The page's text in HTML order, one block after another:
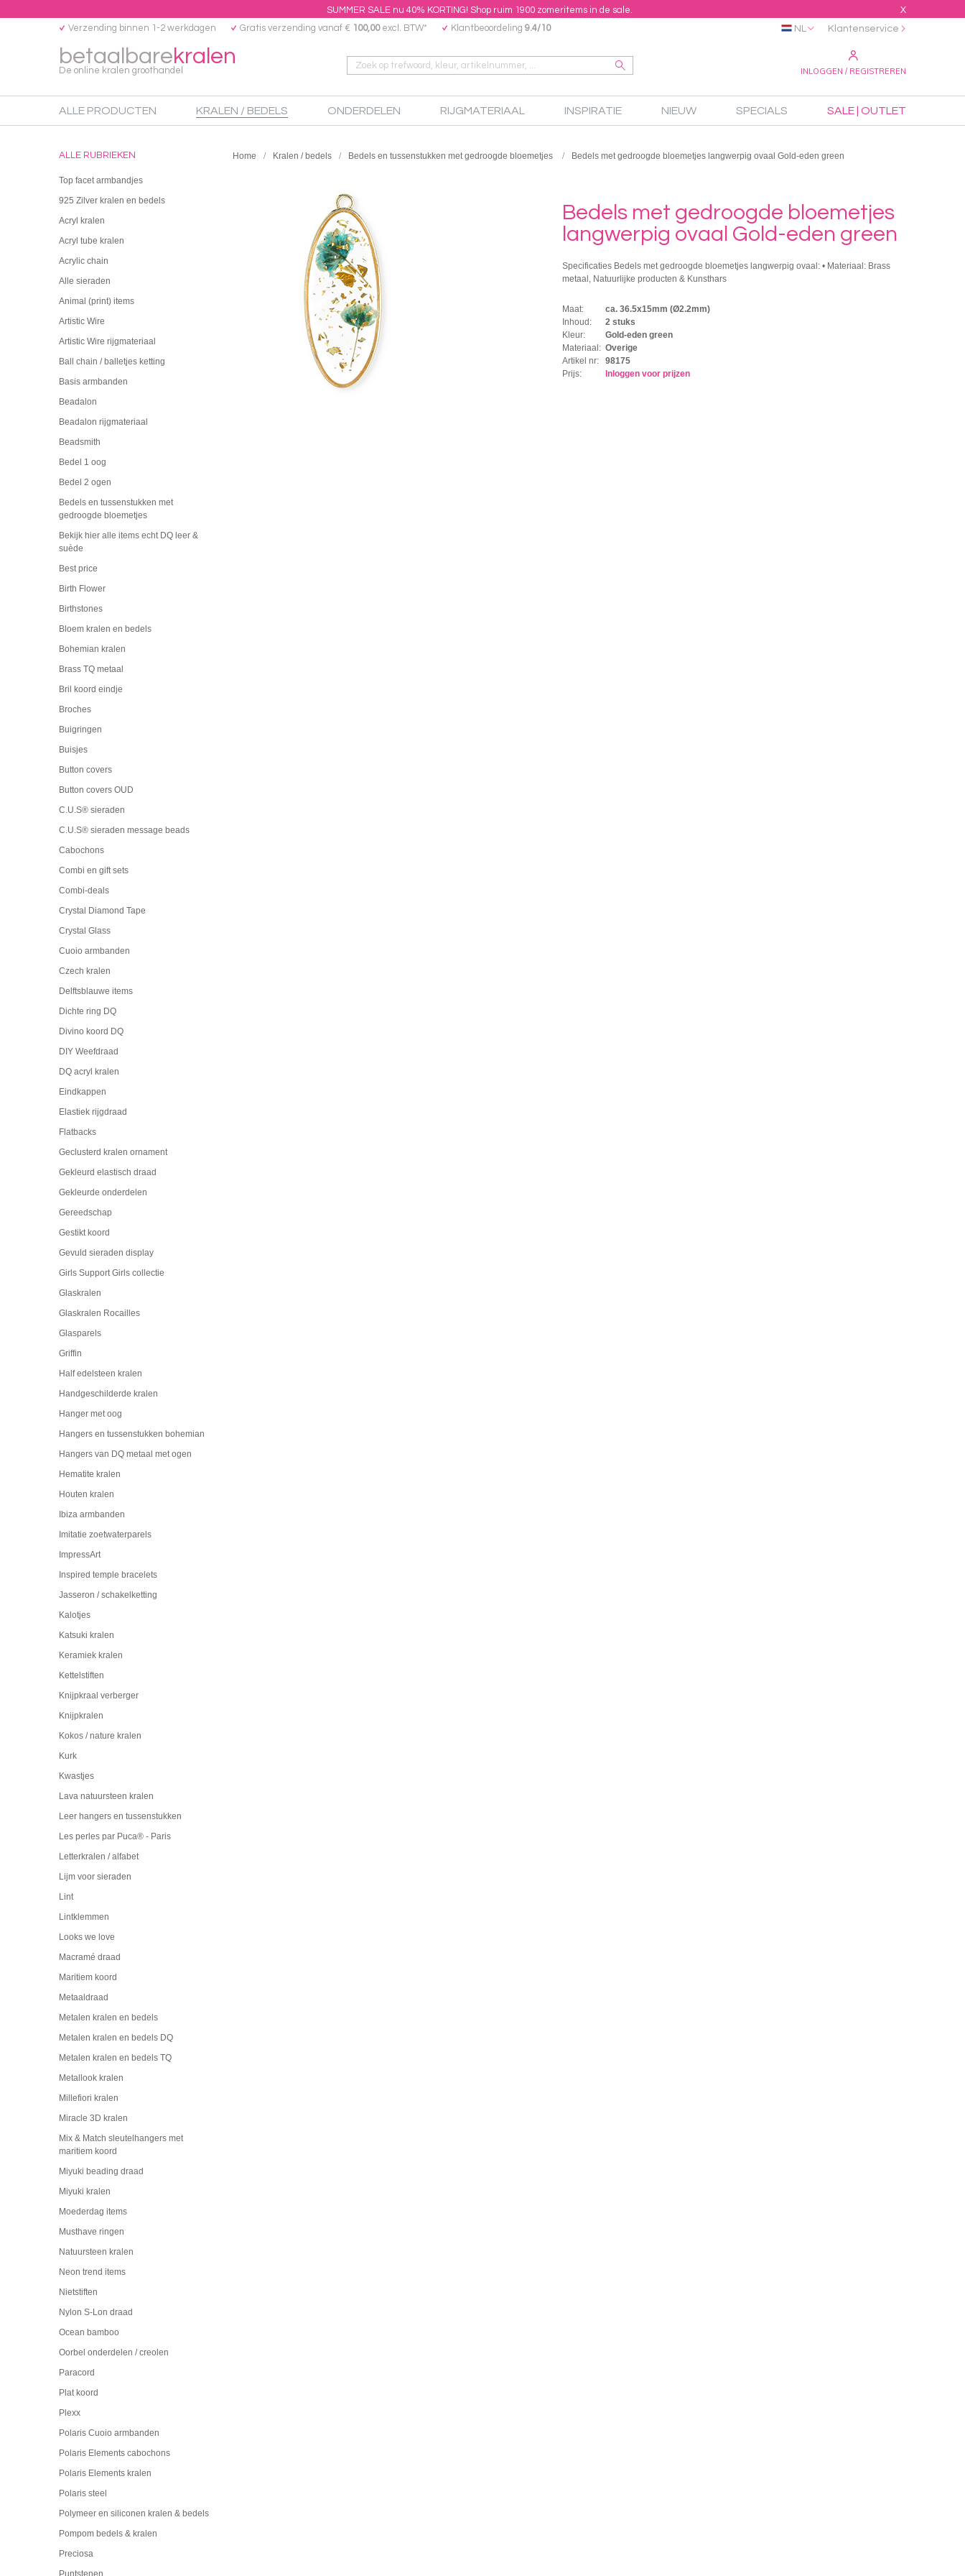
SUMMER SALE nu 40% KORTING! Shop ruim 1900 zomeritems in de sale. X
betaalbarekralen
De online kralen groothandel
Verzending binnen 1-2 werkdagen Gratis verzending vanaf € 100,00excl. BTW* Klantbeoordeling 9.4/10
INLOGGEN / REGISTREREN
NL Klantenservice
ALLE PRODUCTEN KRALEN / BEDELS ONDERDELEN RIJGMATERIAAL INSPIRATIE NIEUW SPECIALS SALE | OUTLET
ALLE RUBRIEKEN
Top facet armbandjes
925 Zilver kralen en bedels
Acryl kralen
Acryl tube kralen
Acrylic chain
Alle sieraden
Animal (print) items
Artistic Wire
Artistic Wire rijgmateriaal
Ball chain / balletjes ketting
Basis armbanden
Beadalon
Beadalon rijgmateriaal
Beadsmith
Bedel 1 oog
Bedel 2 ogen
Bedels en tussenstukken met
gedroogde bloemetjes
Bekijk hier alle items echt DQ leer &
suède
Best price
Birth Flower
Birthstones
Bloem kralen en bedels
Bohemian kralen
Brass TQ metaal
Bril koord eindje
Broches
Buigringen
Buisjes
Button covers
Button covers OUD
C.U.S® sieraden
C.U.S® sieraden message beads
Cabochons
Combi en gift sets
Combi-deals
Crystal Diamond Tape
Crystal Glass
Cuoio armbanden
Czech kralen
Delftsblauwe items
Dichte ring DQ
Divino koord DQ
DIY Weefdraad
DQ acryl kralen
Eindkappen
Elastiek rijgdraad
Flatbacks
Geclusterd kralen ornament
Gekleurd elastisch draad
Gekleurde onderdelen
Gereedschap
Gestikt koord
Gevuld sieraden display
Girls Support Girls collectie
Glaskralen
Glaskralen Rocailles
Glasparels
Griffin
Half edelsteen kralen
Handgeschilderde kralen
Hanger met oog
Hangers en tussenstukken bohemian
Hangers van DQ metaal met ogen
Hematite kralen
Houten kralen
Ibiza armbanden
Imitatie zoetwaterparels
ImpressArt
Inspired temple bracelets
Jasseron / schakelketting
Kalotjes
Katsuki kralen
Keramiek kralen
Kettelstiften
Knijpkraal verberger
Knijpkralen
Kokos / nature kralen
Kurk
Kwastjes
Lava natuursteen kralen
Leer hangers en tussenstukken
Les perles par Puca® - Paris
Letterkralen / alfabet
Lijm voor sieraden
Lint
Lintklemmen
Looks we love
Macramé draad
Maritiem koord
Metaaldraad
Metalen kralen en bedels
Metalen kralen en bedels DQ
Metalen kralen en bedels TQ
Metallook kralen
Millefiori kralen
Miracle 3D kralen
Mix & Match sleutelhangers met
maritiem koord
Miyuki beading draad
Miyuki kralen
Moederdag items
Musthave ringen
Natuursteen kralen
Neon trend items
Nietstiften
Nylon S-Lon draad
Ocean bamboo
Oorbel onderdelen / creolen
Paracord
Plat koord
Plexx
Polaris Cuoio armbanden
Polaris Elements cabochons
Polaris Elements kralen
Polaris steel
Polymeer en siliconen kralen & bedels
Pompom bedels & kralen
Preciosa
Puntstenen
Home Kralen / bedels Bedels en tussenstukken met gedroogde bloemetjes Bedels met gedroogde bloemetjes langwerpig ovaal Gold-eden green
Bedels met gedroogde bloemetjes
langwerpig ovaal Gold-eden green
Specificaties Bedels met gedroogde bloemetjes langwerpig ovaal: • Materiaal: Brass
metaal, Natuurlijke producten & Kunsthars
Maat:
ca. 36.5x15mm (Ø2.2mm)
Inhoud:
2 stuks
Kleur:
Gold-eden green
Materiaal: Overige
Artikel nr:
98175
Prijs:
Inloggen voor prijzen